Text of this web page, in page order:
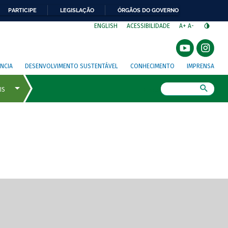
PARTICIPE LEGISLAÇÃO ÓRGÃOS DO GOVERNO
ENGLISH ACESSIBILIDADE A+ A-
DESENVOLVIMENTO SUSTENTÁVEL CONHECIMENTO IMPRENSA
de tela